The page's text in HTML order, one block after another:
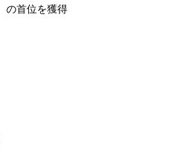
の首位を獲得